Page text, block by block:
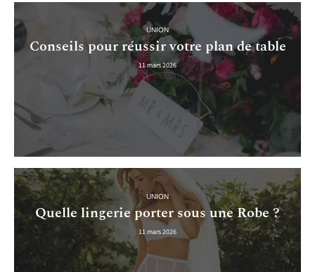
UNION
Conseils pour réussir votre plan de table
11 mars 2026
UNION
Quelle lingerie porter sous une Robe ?
11 mars 2026